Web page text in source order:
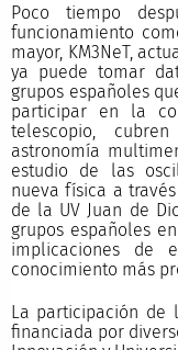
Poco tiempo
funcionamiento
mayor, KM3NeT,
ya puede tomar
grupos españoles
participar en la
telescopio,
astronomía
estudio de las
nueva física a
de la UV Juan de
grupos españoles
implicaciones de
conocimiento más
La participación de
financiada por